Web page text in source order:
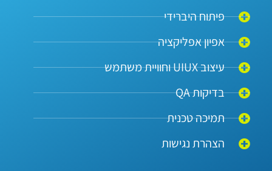
פיתוח היברידי
אפיון אפליקציה
עיצוב UIUX וחוויית משתמש
בדיקות QA
תמיכה טכנית
הצהרת נגישות